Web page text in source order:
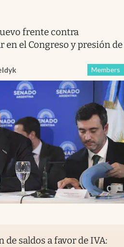
frente contra
en el Congreso y presión de
Members
de saldos a favor de IVA: